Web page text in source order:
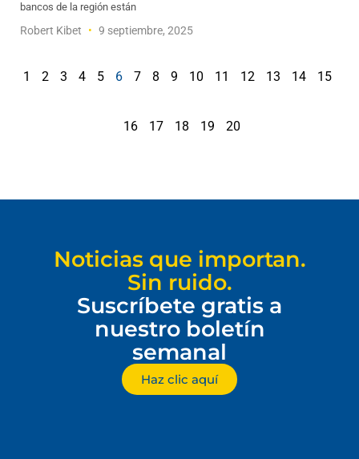
bancos de la región están
Robert Kibet 9 septiembre, 2025
1 2 3 4 5 6 7 8 9 10 11 12 13 14 15
16 17 18 19 20
Noticias que importan.
Sin ruido.
Suscríbete gratis a
nuestro boletín
semanal
Haz clic aquí